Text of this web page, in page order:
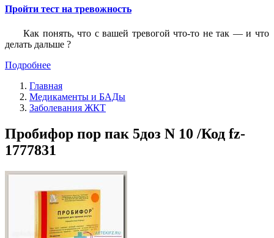
Пройти тест на тревожность
Как понять, что с вашей тревогой что-то не так — и что
делать дальше ?
Подробнее
Главная
Медикаменты и БАДы
Заболевания ЖКТ
Пробифор пор пак 5доз N 10 /Код fz-
1777831